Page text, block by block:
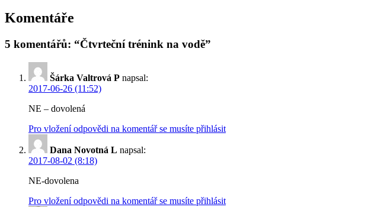
Komentáře
5 komentářů: “Čtvrteční trénink na vodě”
Šárka Valtrová P napsal:
2017-06-26 (11:52)
NE – dovolená
Pro vložení odpovědi na komentář se musíte přihlásit
Dana Novotná L napsal:
2017-08-02 (8:18)
NE-dovolena
Pro vložení odpovědi na komentář se musíte přihlásit